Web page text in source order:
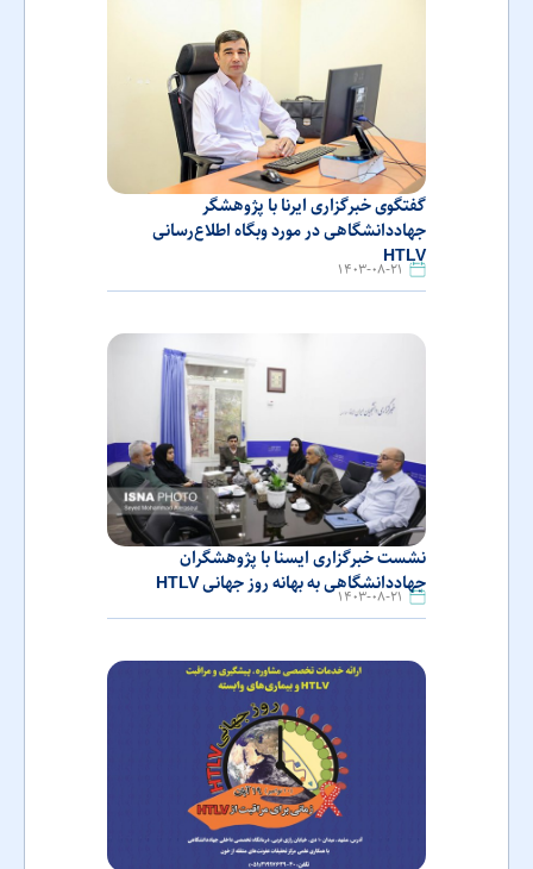
گفتگوی خبرگزاری ایرنا با پژوهشگر
جهاددانشگاهی در مورد وبگاه اطلاع‌رسانی
HTLV۱۴۰۳-۰۸-۲۱
نشست خبرگزاری ایسنا با پژوهشگران
جهاددانشگاهی به بهانه روز جهانی HTLV
۱۴۰۳-۰۸-۲۱